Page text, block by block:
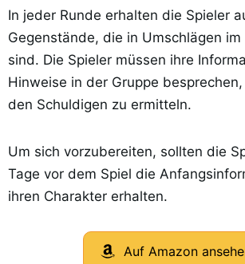
In jeder Runde erhalten die Spieler
Gegenstände, die in Umschlägen
sind. Die Spieler müssen ihre
Hinweise in der Gruppe
den Schuldigen zu ermitteln.
Um sich vorzubereiten, sollten die
Tage vor dem Spiel die
ihren Charakter erhalten.
Auf Amazon